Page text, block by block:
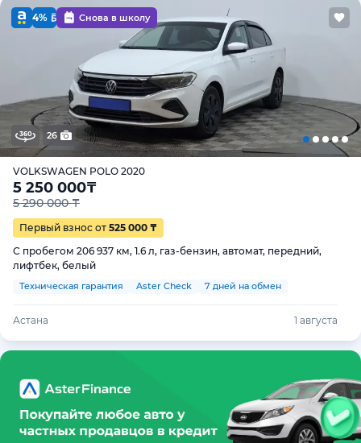
4% Снова в школу
26
VOLKSWAGEN POLO 2020
5 250 000₸
5 290 000 ₸
Первый взнос от 525 000 ₸
С пробегом 206 937 км, 1.6 л, газ-бензин, автомат, передний,
лифтбек, белый
Техническая гарантия Aster Check 7 дней на обмен
Астана 1 августа